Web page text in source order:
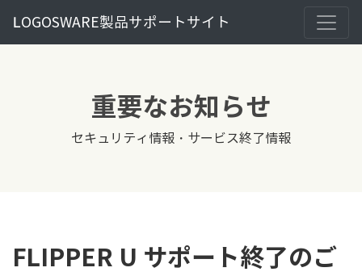
LOGOSWARE製品サポートサイト
重要なお知らせ
セキュリティ情報・サービス終了情報
FLIPPER U サポート終了のご